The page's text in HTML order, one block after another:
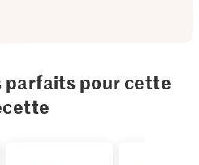
parfaits pour cette